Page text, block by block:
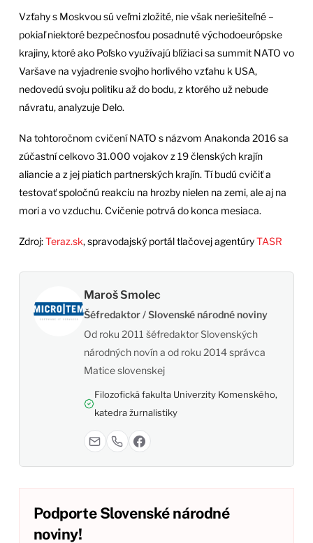
Vzťahy s Moskvou sú veľmi zložité, nie však neriešiteľné –
pokiaľ niektoré bezpečnosťou posadnuté východoeurópske
krajiny, ktoré ako Poľsko využívajú blížiaci sa summit NATO vo
Varšave na vyjadrenie svojho horlivého vzťahu k USA,
nedovedú svoju politiku až do bodu, z ktorého už nebude
návratu, analyzuje Delo.
Na tohtoročnom cvičení NATO s názvom Anakonda 2016 sa
zúčastní celkovo 31.000 vojakov z 19 členských krajín
aliancie a z jej piatich partnerských krajín. Tí budú cvičiť a
testovať spoločnú reakciu na hrozby nielen na zemi, ale aj na
mori a vo vzduchu. Cvičenie potrvá do konca mesiaca.
Zdroj:Teraz.sk, spravodajský portál tlačovej agentúryTASR
Maroš Smolec
Šéfredaktor / Slovenské národné noviny
Od roku 2011 šéfredaktor Slovenských
národných novín a od roku 2014 správca
Matice slovenskej
Filozofická fakulta Univerzity Komenského,
katedra žurnalistiky
Podporte Slovenské národné
noviny!